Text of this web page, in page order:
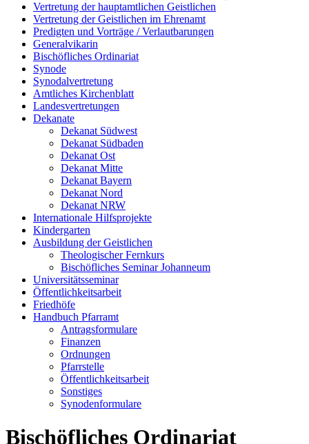
Vertretung der hauptamtlichen Geistlichen
Vertretung der Geistlichen im Ehrenamt
Predigten und Vorträge / Verlautbarungen
Generalvikarin
Bischöfliches Ordinariat
Synode
Synodalvertretung
Amtliches Kirchenblatt
Landesvertretungen
Dekanate
Dekanat Südwest
Dekanat Südbaden
Dekanat Ost
Dekanat Mitte
Dekanat Bayern
Dekanat Nord
Dekanat NRW
Internationale Hilfsprojekte
Kindergarten
Ausbildung der Geistlichen
Theologischer Fernkurs
Bischöfliches Seminar Johanneum
Universitätsseminar
Öffentlichkeitsarbeit
Friedhöfe
Handbuch Pfarramt
Antragsformulare
Finanzen
Ordnungen
Pfarrstelle
Öffentlichkeitsarbeit
Sonstiges
Synodenformulare
Bischöfliches Ordinariat